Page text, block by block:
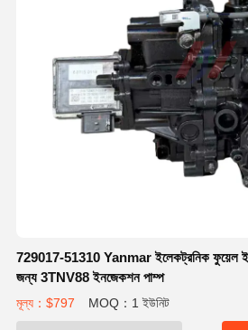
729017-51310 Yanmar ইলেকট্রনিক ফুয়েল
জন্য 3TNV88 ইনজেকশন পাম্প
মূল্য：$797 MOQ：1 ইউনিট